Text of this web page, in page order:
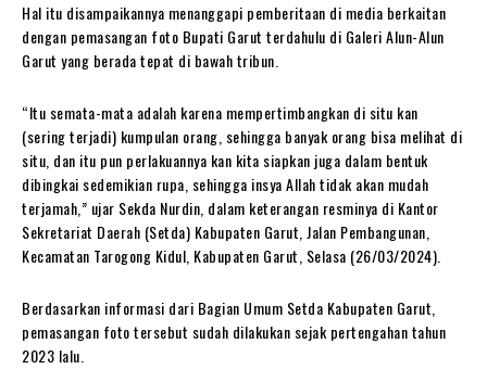
Hal itu disampaikannya menanggapi pemberitaan di media berkaitan
dengan pemasangan foto Bupati Garut terdahulu di Galeri Alun-Alun
Garut yang berada tepat di bawah tribun.
“Itu semata-mata adalah karena mempertimbangkan di situ kan
(sering terjadi) kumpulan orang, sehingga banyak orang bisa melihat di
situ, dan itu pun perlakuannya kan kita siapkan juga dalam bentuk
dibingkai sedemikian rupa, sehingga insya Allah tidak akan mudah
terjamah,” ujar Sekda Nurdin, dalam keterangan resminya di Kantor
Sekretariat Daerah (Setda) Kabupaten Garut, Jalan Pembangunan,
Kecamatan Tarogong Kidul, Kabupaten Garut, Selasa (26/03/2024).
Berdasarkan informasi dari Bagian Umum Setda Kabupaten Garut,
pemasangan foto tersebut sudah dilakukan sejak pertengahan tahun
2023 lalu.